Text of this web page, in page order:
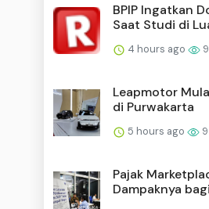
BPIP Ingatkan
Saat Studi di
4 hours ago 9
Leapmotor
di Purwakarta
5 hours ago 9
Pajak
Dampaknya